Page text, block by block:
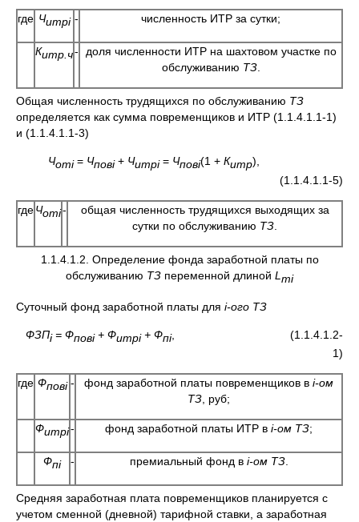
где Читрi - численность ИТР за сутки;
Китр.ч-
доля численности ИТР на шахтовом участке по
обслуживанию ТЗ.
Общая численность трудящихся по обслуживанию ТЗ
определяется как сумма повременщиков и ИТР (1.1.4.1.1-1)
и (1.1.4.1.1-3)
Чотi= Чповi+ Читрi= Чповi(1 + Китр),
(1.1.4.1.1-5)
гдеЧотi-
общая численность трудящихся выходящих за
сутки по обслуживанию ТЗ
1.1.4.1.2. Определение фонда заработной платы по
обслуживанию ТЗ переменной длиной L тi
Суточный фонд заработной платы для i-ого ТЗ
ФЗПi= Фповi+ Фитрi+ Фпi, (1.1.4.1.2-
1)
где Фповi - фонд заработной платы повременщиков в i-ом
ТЗ, руб;
Фитрi- фонд заработной платы ИТР в i-ом ТЗ;
Фпi - премиальный фонд в i-ом ТЗ.
Средняя заработная плата повременщиков планируется с
учетом сменной (дневной) тарифной ставки, а заработная